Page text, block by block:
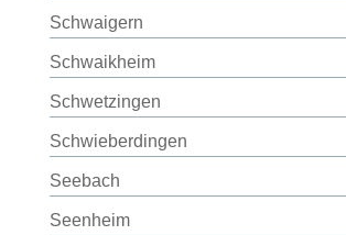
Schwaigern
Schwaikheim
Schwetzingen
Schwieberdingen
Seebach
Seenheim